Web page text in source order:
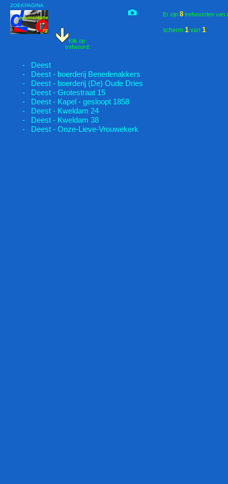
Klik op
trefwoord:
ZOEKPAGINA
- Deest
- Deest - boerderij Benedenakkers
- Deest - boerderij (De) Oude Dries
- Deest - Grotestraat 15
- Deest - Kapel - gesloopt 1858
- Deest - Kweldam 24
- Deest - Kweldam 38
- Deest - Onze-Lieve-Vrouwekerk
Er zijn 8 trefwoorden van
scherm 1 van 1